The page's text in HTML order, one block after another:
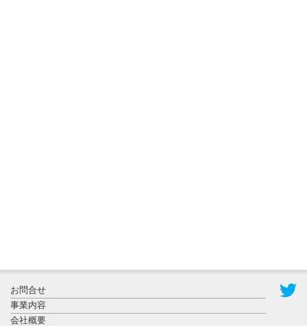
登録有形文
お問合せ
事業内容
会社概要